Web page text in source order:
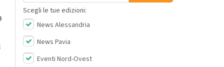
Scegli le tue edizioni:
News Alessandria
News Pavia
Eventi Nord-Ovest